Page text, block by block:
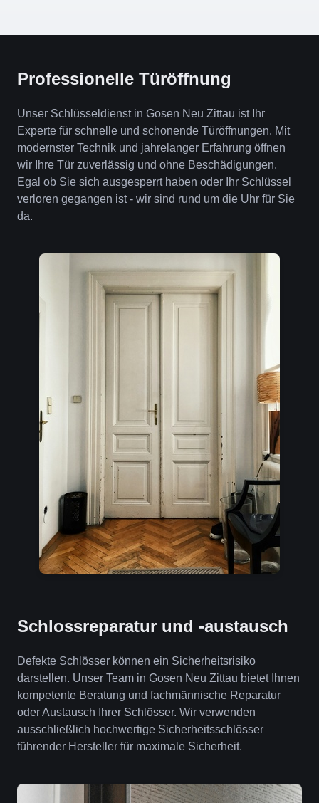
Professionelle Türöffnung
Unser Schlüsseldienst in Gosen Neu Zittau ist Ihr
Experte für schnelle und schonende Türöffnungen. Mit
modernster Technik und jahrelanger Erfahrung öffnen
wir Ihre Tür zuverlässig und ohne Beschädigungen.
Egal ob Sie sich ausgesperrt haben oder Ihr Schlüssel
verloren gegangen ist - wir sind rund um die Uhr für Sie
da.
Schlossreparatur und -austausch
Defekte Schlösser können ein Sicherheitsrisiko
darstellen. Unser Team in Gosen Neu Zittau bietet Ihnen
kompetente Beratung und fachmännische Reparatur
oder Austausch Ihrer Schlösser. Wir verwenden
ausschließlich hochwertige Sicherheitsschlösser
führender Hersteller für maximale Sicherheit.